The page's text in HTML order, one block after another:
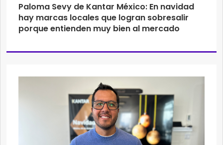
Paloma Sevy de Kantar México: En navidad
hay marcas locales que logran sobresalir
porque entienden muy bien al mercado